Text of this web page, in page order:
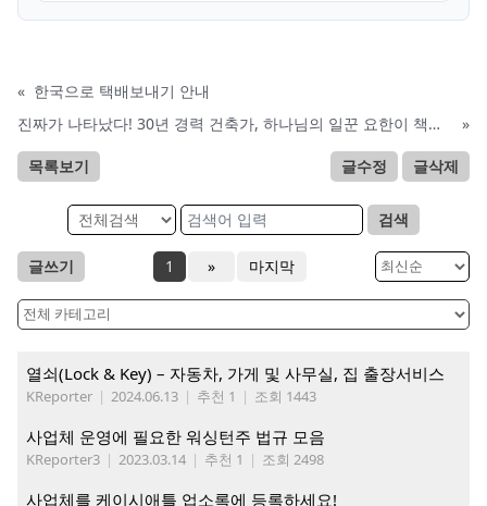
« 한국으로 택배보내기 안내
진짜가 나타났다! 30년 경력 건축가, 하나님의 일꾼 요한이 책임 시공합니다.
»
목록보기 글수정 글삭제
검색
글쓰기 1 » 마지막
열쇠(Lock & Key) – 자동차, 가게 및 사무실, 집 출장서비스
KReporter | 2024.06.13 | 추천 1 | 조회 1443
사업체 운영에 필요한 워싱턴주 법규 모음
KReporter3 | 2023.03.14 | 추천 1 | 조회 2498
사업체를 케이시애틀 업소록에 등록하세요!